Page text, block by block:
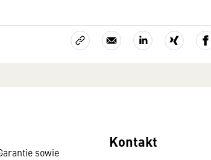
sowie
Kontakt